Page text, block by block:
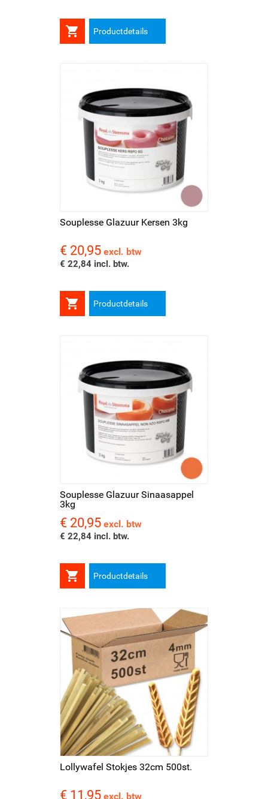
 Productdetails
Souplesse Glazuur Kersen 3kg
Prijs
€ 20,95 excl. btw
€ 22,84 incl. btw.
 Productdetails
Souplesse Glazuur Sinaasappel
3kg
Prijs
€ 20,95 excl. btw
€ 22,84 incl. btw.
 Productdetails
Lollywafel Stokjes 32cm 500st.
Prijs
€ 11,95 excl. btw